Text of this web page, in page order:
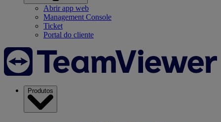
Abrir app web
Management Console
Ticket
Portal do cliente
Produtos